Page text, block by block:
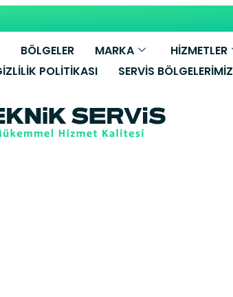
BÖLGELER MARKA HİZMETLER
POLITIKASI SERVIS BÖLGELERIMIZ